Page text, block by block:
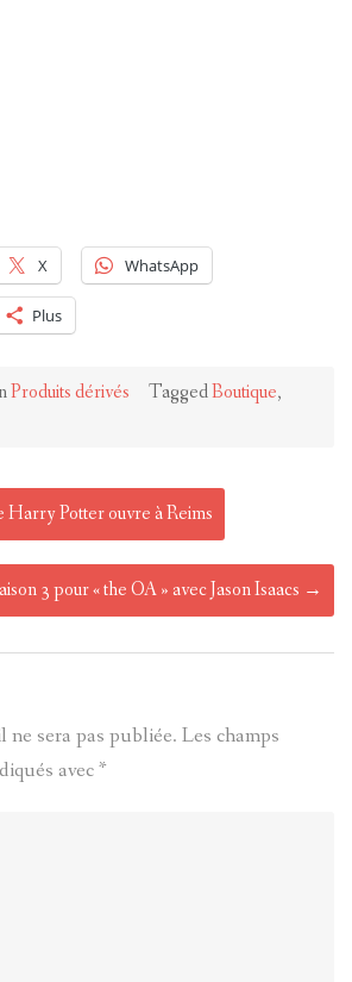
X WhatsApp
Plus
Produits dérivés TaggedBoutique,
Harry Potter ouvre à Reims
3 pour « the OA » avec Jason Isaacs →
ne sera pas publiée. Les champs
avec*